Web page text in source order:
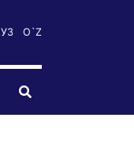
УЗ O`Z